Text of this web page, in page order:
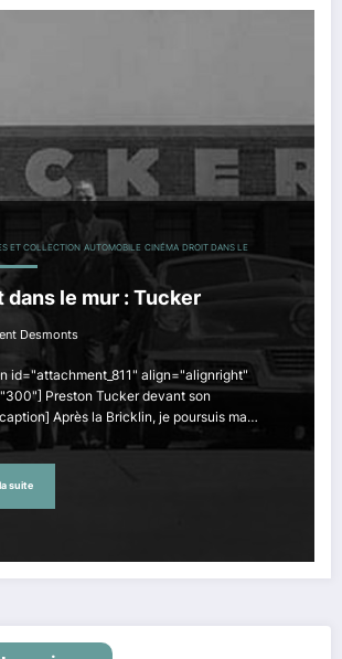
ET COLLECTION AUTOMOBILE CINÉMA DROIT DANS LE
dans le mur : Tucker
Desmonts
id="attachment_811" align="alignright"
Preston Tucker devant son
Après la Bricklin, je poursuis ma…
suite